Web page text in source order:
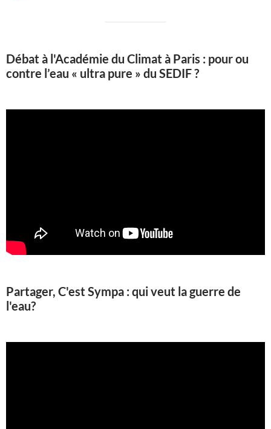
Débat à l'Académie du Climat à Paris : pour ou
contre l’eau « ultra pure » du SEDIF ?
Partager, C'est Sympa : qui veut la guerre de
l'eau?